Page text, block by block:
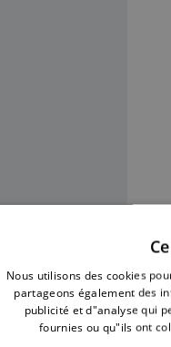
Nous utilisons des cookies
partageons également des
publicité et d"analyse qui
fournies ou qu"ils ont